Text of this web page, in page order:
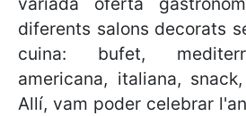
diferents salons decorats
cuina: bufet,
americana, italiana,
Allí, vam poder celebrar